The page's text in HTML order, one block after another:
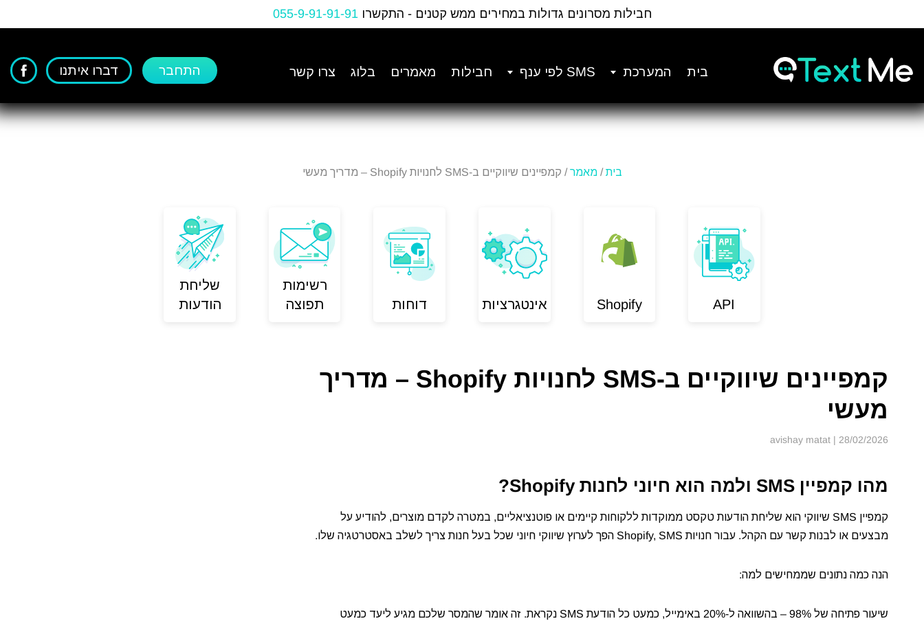
to
חבילות מסרונים גדולות במחירים ממש קטנים - התקשרו055-9-91-91-91
בית המערכת SMS לפי ענף חבילות מאמרים בלוג צרו קשר התחבר דברו איתנו
בית/מאמר/ קמפיינים שיווקיים ב-SMS לחנויות Shopify – מדריך מעשי
API
Shopify אינטגרציות דוחות
רשימות
תפוצה
שליחת
הודעות
קמפיינים שיווקיים ב-SMS לחנויות Shopify – מדריך
מעשי
28/02/2026
| avishay matat
מהו קמפיין SMS ולמה הוא חיוני לחנות Shopify?
קמפיין SMS שיווקי הוא שליחת הודעות טקסט ממוקדות ללקוחות קיימים או פוטנציאליים, במטרה לקדם מוצרים, להודיע על
מבצעים או לבנות קשר עם הקהל. עבור חנויות Shopify, SMS הפך לערוץ שיווקי חיוני שכל בעל חנות צריך לשלב באסטרטגיה שלו.
הנה כמה נתונים שממחישים למה:
שיעור פתיחה של 98% – בהשוואה ל-20% באימייל, כמעט כל הודעת SMS נקראת. זה אומר שהמסר שלכם מגיע ליעד כמעט